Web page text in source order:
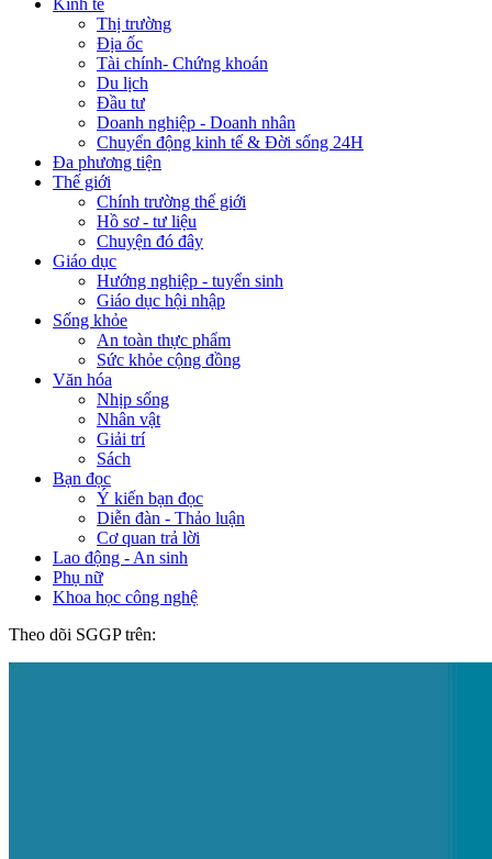
Kinh tế
Thị trường
Địa ốc
Tài chính- Chứng khoán
Du lịch
Đầu tư
Doanh nghiệp - Doanh nhân
Chuyển động kinh tế & Đời sống 24H
Đa phương tiện
Thế giới
Chính trường thế giới
Hồ sơ - tư liệu
Chuyện đó đây
Giáo dục
Hướng nghiệp - tuyển sinh
Giáo dục hội nhập
Sống khỏe
An toàn thực phẩm
Sức khỏe cộng đồng
Văn hóa
Nhịp sống
Nhân vật
Giải trí
Sách
Bạn đọc
Ý kiến bạn đọc
Diễn đàn - Thảo luận
Cơ quan trả lời
Lao động - An sinh
Phụ nữ
Khoa học công nghệ
Theo dõi SGGP trên: